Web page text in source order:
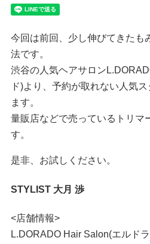
今回は前回、少し伸びてきたも
法です。
渋谷の人気ヘアサロン
ド)より、予約が取れない人気
ます。
量販店などで売っているトリマ
す。
是非、お試しください。
STYLIST 大月 渉
<店舗情報>
L.DORADO Hair Salon(エルド